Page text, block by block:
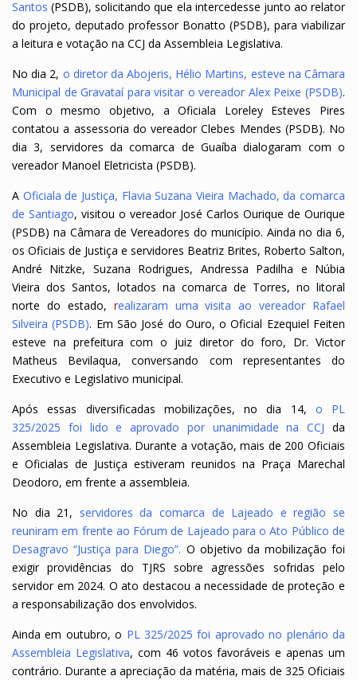
Santos (PSDB), solicitando que ela intercedesse junto ao relator
do projeto, deputado professor Bonatto (PSDB), para viabilizar
a leitura e votação na CCJ da Assembleia Legislativa.
No dia 2, o diretor da Abojeris, Hélio Martins, esteve na Câmara
Municipal de Gravataí para visitar o vereador Alex Peixe (PSDB).
Com o mesmo objetivo, a Oficiala Loreley Esteves Pires
contatou a assessoria do vereador Clebes Mendes (PSDB). No
dia 3, servidores da comarca de Guaíba dialogaram com o
vereador Manoel Eletricista (PSDB).
A Oficiala de Justiça, Flavia Suzana Vieira Machado, da comarca
de Santiago, visitou o vereador José Carlos Ourique de Ourique
(PSDB) na Câmara de Vereadores do município. Ainda no dia 6,
os Oficiais de Justiça e servidores Beatriz Brites, Roberto Salton,
André Nitzke, Suzana Rodrigues, Andressa Padilha e Núbia
Vieira dos Santos, lotados na comarca de Torres, no litoral
norte do estado, realizaram uma visita ao vereador Rafael
Silveira (PSDB). Em São José do Ouro, o Oficial Ezequiel Feiten
esteve na prefeitura com o juiz diretor do foro, Dr. Victor
Matheus Bevilaqua, conversando com representantes do
Executivo e Legislativo municipal.
Após essas diversificadas mobilizações, no dia 14, o PL
325/2025 foi lido e aprovado por unanimidade na CCJ da
Assembleia Legislativa. Durante a votação, mais de 200 Oficiais
e Oficialas de Justiça estiveram reunidos na Praça Marechal
Deodoro, em frente a assembleia.
No dia 21, servidores da comarca de Lajeado e região se
reuniram em frente ao Fórum de Lajeado para o Ato Público de
Desagravo “Justiça para Diego”. O objetivo da mobilização foi
exigir providências do TJRS sobre agressões sofridas pelo
servidor em 2024. O ato destacou a necessidade de proteção e
a responsabilização dos envolvidos.
Ainda em outubro, o PL 325/2025 foi aprovado no plenário da
Assembleia Legislativa, com 46 votos favoráveis e apenas um
contrário. Durante a apreciação da matéria, mais de 325 Oficiais